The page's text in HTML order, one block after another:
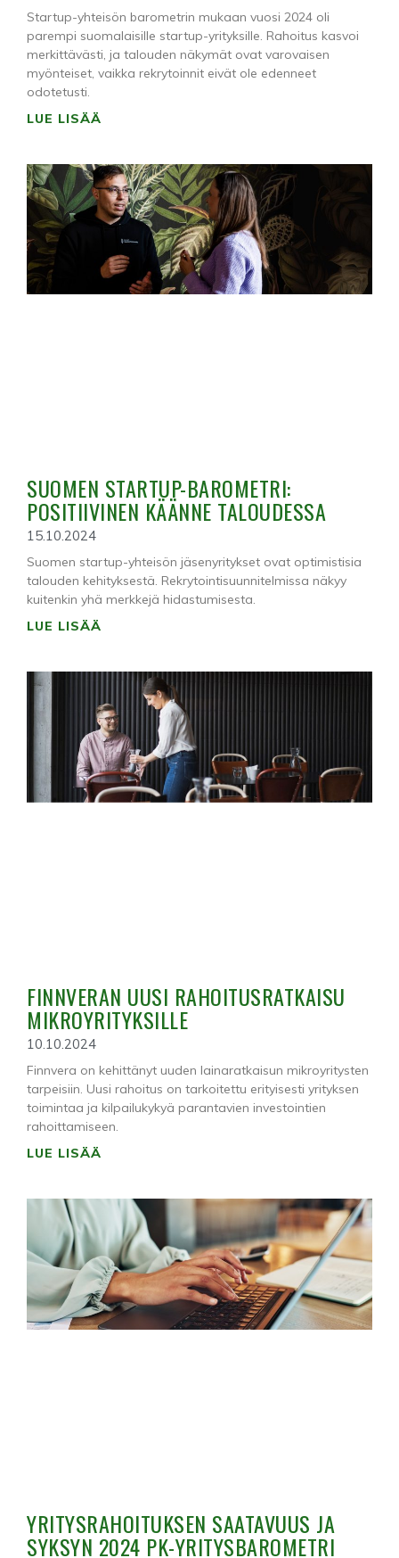
Startup-yhteisön barometrin mukaan vuosi 2024 oli
parempi suomalaisille startup-yrityksille. Rahoitus kasvoi
merkittävästi, ja talouden näkymät ovat varovaisen
myönteiset, vaikka rekrytoinnit eivät ole edenneet
odotetusti.
LUE LISÄÄ
SUOMEN STARTUP-BAROMETRI:
POSITIIVINEN KÄÄNNE TALOUDESSA
15.10.2024
Suomen startup-yhteisön jäsenyritykset ovat optimistisia
talouden kehityksestä. Rekrytointisuunnitelmissa näkyy
kuitenkin yhä merkkejä hidastumisesta.
LUE LISÄÄ
FINNVERAN UUSI RAHOITUSRATKAISU
MIKROYRITYKSILLE
10.10.2024
Finnvera on kehittänyt uuden lainaratkaisun mikroyritysten
tarpeisiin. Uusi rahoitus on tarkoitettu erityisesti yrityksen
toimintaa ja kilpailukykyä parantavien investointien
rahoittamiseen.
LUE LISÄÄ
YRITYSRAHOITUKSEN SAATAVUUS JA
SYKSYN 2024 PK-YRITYSBAROMETRI